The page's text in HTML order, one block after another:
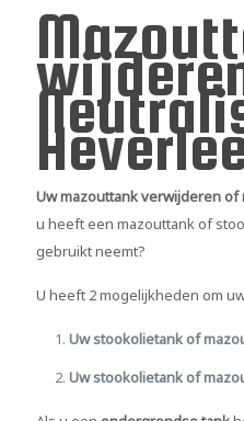
Uw mazouttank verwijderen
u heeft een mazouttank of
gebruikt neemt?
U heeft 2 mogelijkheden om
Uw stookolietank of
Uw stookolietank of